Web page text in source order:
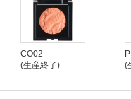
CO02
(生産終了)
(